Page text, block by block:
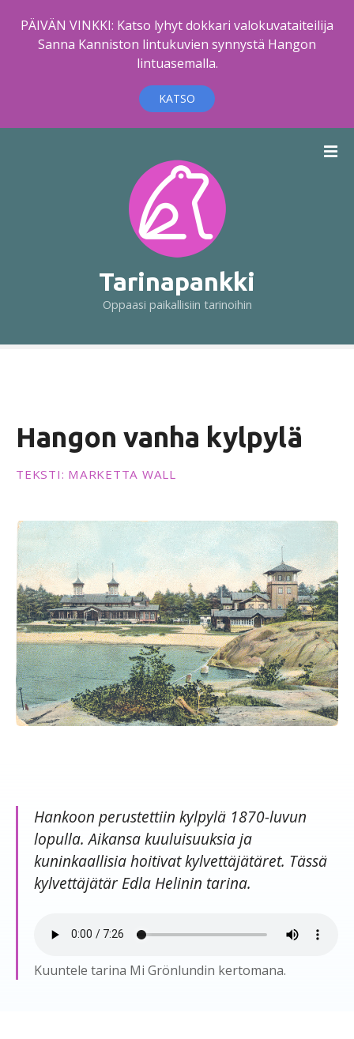
PÄIVÄN VINKKI: Katso lyhyt dokkari valokuvataiteilija
Sanna Kanniston lintukuvien synnystä Hangon
lintuasemalla.
KATSO
t
Tarinapankki
Oppaasi paikallisiin tarinoihin
Hangon vanha kylpylä
TEKSTI: MARKETTA WALL
Hankoon perustettiin kylpylä 1870-luvun
lopulla. Aikansa kuuluisuuksia ja
kuninkaallisia hoitivat kylvettäjätäret. Tässä
kylvettäjätär Edla Helinin tarina.
Kuuntele tarina Mi Grönlundin kertomana.